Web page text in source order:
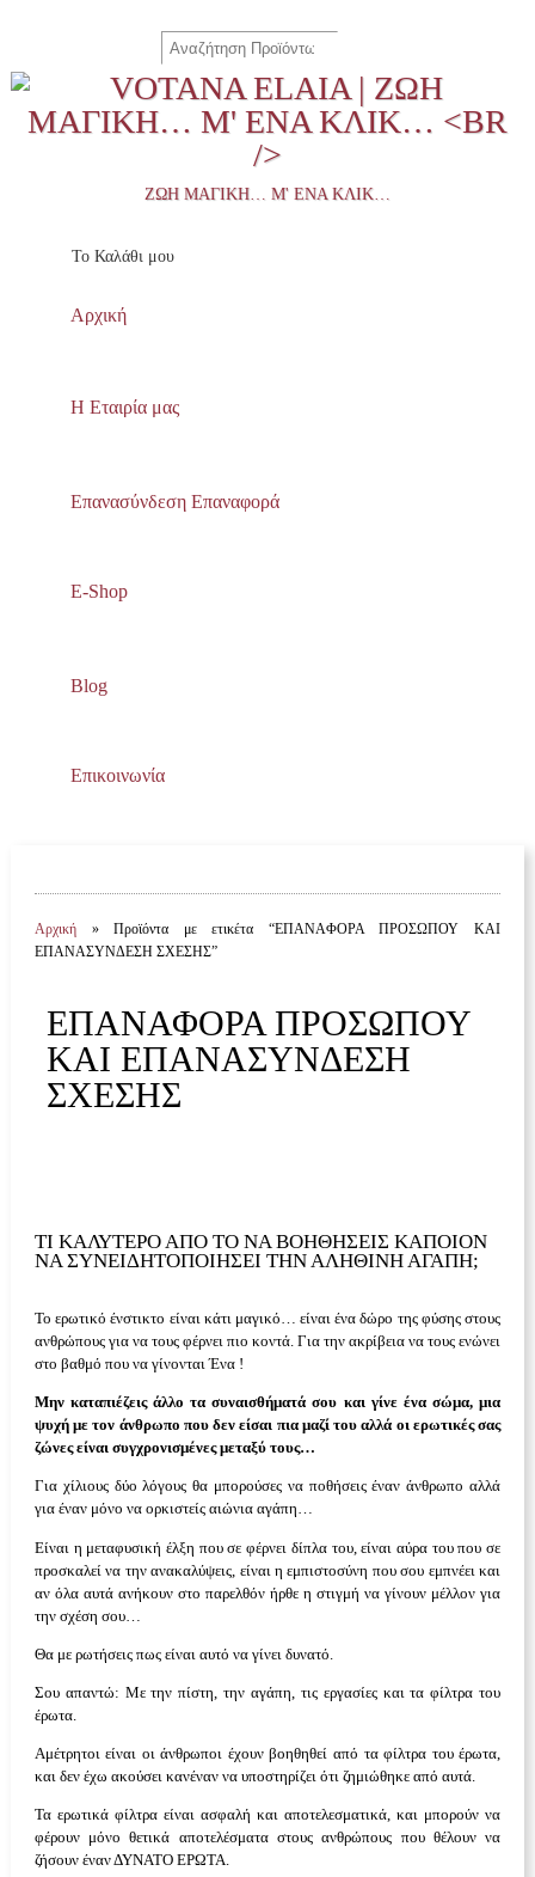
ΖΩΉ ΜΑΓΙΚΉ… Μ' ΈΝΑ ΚΛΙΚ…
To Καλάθι μου
Αρχική
Η Εταιρία μας
Επανασύνδεση Επαναφορά
E-Shop
Blog
Επικοινωνία
Αρχική» Προϊόντα με ετικέτα “ΕΠΑΝΑΦΟΡΑ ΠΡΟΣΩΠΟΥ ΚΑΙ
ΕΠΑΝΑΣΥΝΔΕΣΗ ΣΧΕΣΗΣ”
ΕΠΑΝΑΦΟΡΑ ΠΡΟΣΩΠΟΥ
ΚΑΙ ΕΠΑΝΑΣΥΝΔΕΣΗ
ΣΧΕΣΗΣ
ΤΙ ΚΑΛΎΤΕΡΟ ΑΠΌ ΤΟ ΝΑ ΒΟΗΘΉΣΕΙΣ ΚΆΠΟΙΟΝ
ΝΑ ΣΥΝΕΙΔΗΤΟΠΟΙΉΣΕΙ ΤΗΝ ΑΛΗΘΙΝΗ ΑΓΑΠΗ;
Το ερωτικό ένστικτο είναι κάτι μαγικό… είναι ένα δώρο της φύσης στους
ανθρώπους για να τους φέρνει πιο κοντά. Για την ακρίβεια να τους ενώνει
στο βαθμό που να γίνονται Ένα !
Μην καταπιέζεις άλλο τα συναισθήματά σου και γίνε ένα σώμα, μια
ψυχή με τον άνθρωπο που δεν είσαι πια μαζί του αλλά οι ερωτικές σας
ζώνες είναι συγχρονισμένες μεταξύ τους…
Για χίλιους δύο λόγους θα μπορούσες να ποθήσεις έναν άνθρωπο αλλά
για έναν μόνο να ορκιστείς αιώνια αγάπη…
Είναι η μεταφυσική έλξη που σε φέρνει δίπλα του, είναι αύρα του που σε
προσκαλεί να την ανακαλύψεις, είναι η εμπιστοσύνη που σου εμπνέει και
αν όλα αυτά ανήκουν στο παρελθόν ήρθε η στιγμή να γίνουν μέλλον για
την σχέση σου…
Θα με ρωτήσεις πως είναι αυτό να γίνει δυνατό.
Σου απαντώ: Με την πίστη, την αγάπη, τις εργασίες και τα φίλτρα του
έρωτα.
Αμέτρητοι είναι οι άνθρωποι έχουν βοηθηθεί από τα φίλτρα του έρωτα,
και δεν έχω ακούσει κανέναν να υποστηρίζει ότι ζημιώθηκε από αυτά.
Τα ερωτικά φίλτρα είναι ασφαλή και αποτελεσματικά, και μπορούν να
φέρουν μόνο θετικά αποτελέσματα στους ανθρώπους που θέλουν να
ζήσουν έναν ΔΥΝΑΤΟ ΕΡΩΤΑ.